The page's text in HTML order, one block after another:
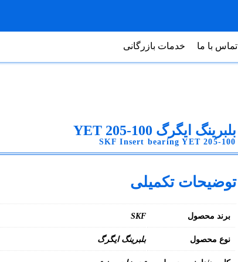
تماس با ما خدمات بازرگانی
بلبرینگ ایگرگ YET 205-100
SKF Insert bearing YET 205-100
توضیحات تکمیلی
برند محصول SKF
نوع محصول بلبرینگ ایگرگ